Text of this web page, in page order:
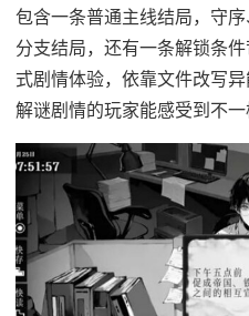
包含一条普通主线结局，守
分支结局，还有一条解锁条
式剧情体验，依靠文件改写
解谜剧情的玩家能感受到不一